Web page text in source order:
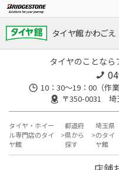
タイヤ館 かわごえ
タイヤのことなら
10：30～19：00（作
〒350-0031 埼
タイヤ・ホイー
ル専門店のタイ
ヤ館
都道府
県から
探す
埼玉県
のタイ
ヤ館